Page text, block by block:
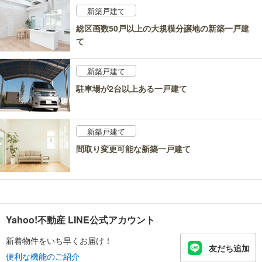
新築戸建て
総区画数50戸以上の大規模分譲地の新築一戸建
て
新築戸建て
駐車場が2台以上ある一戸建て
新築戸建て
間取り変更可能な新築一戸建て
Yahoo!不動産 LINE公式アカウント
新着物件をいち早くお届け！
便利な機能のご紹介
友だち追加